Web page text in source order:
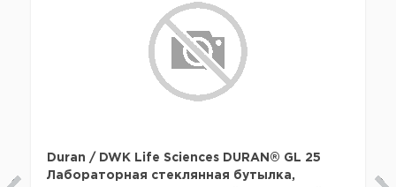
Duran / DWK Life Sciences DURAN® GL 25
Лабораторная стеклянная бутылка,